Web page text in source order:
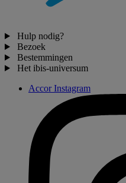
Hulp nodig?
Bezoek
Bestemmingen
Het ibis-universum
Accor Instagram